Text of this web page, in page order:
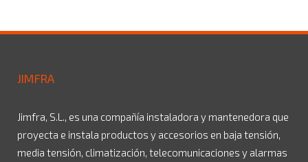
JIMFRA
Jimfra, S.L., es una compañía instaladora y mantenedora que
proyecta e instala productos y accesorios en baja tensión,
media tensión, climatización, telecomunicaciones y alarmas